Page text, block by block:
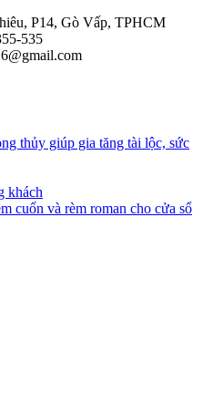
P14, Gò Vấp, TPHCM
535
thủy giúp gia tăng tài lộc, sức
cuốn và rèm roman cho cửa sổ